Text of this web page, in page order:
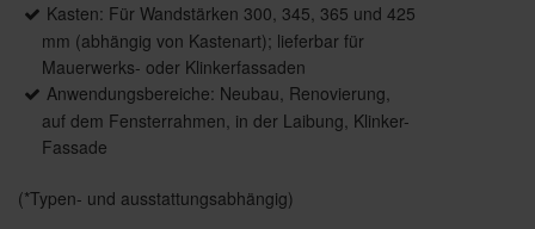
Kasten: Für Wandstärken 300, 345, 365 und 425
mm (abhängig von Kastenart); lieferbar für
Mauerwerks- oder Klinkerfassaden
Anwendungsbereiche: Neubau, Renovierung,
auf dem Fensterrahmen, in der Laibung, Klinker-
Fassade
(*Typen- und ausstattungsabhängig)